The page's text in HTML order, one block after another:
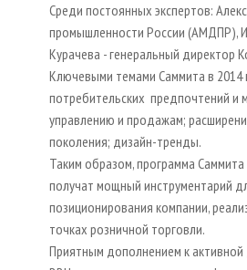
Среди постоянных экспертов:
промышленности России (АМДПР),
Курачева - генеральный директор
Ключевыми темами Саммита в 2014
потребительских предпочтений
управлению и продажам;
поколения; дизайн-тренды.
Таким образом, программа
получат мощный инструментарий
позиционирования компании,
точках розничной торговли.
Приятным дополнением к